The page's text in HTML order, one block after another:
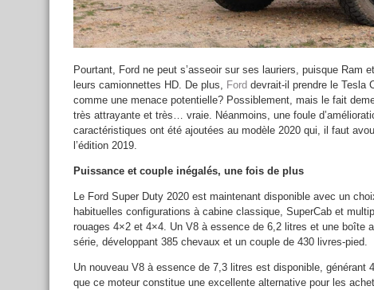
Pourtant, Ford ne peut s’asseoir sur ses lauriers, puisque Ram
leurs camionnettes HD. De plus, Ford devrait-il prendre le Tesla
comme une menace potentielle? Possiblement, mais le fait
très attrayante et très… vraie. Néanmoins, une foule
caractéristiques ont été ajoutées au modèle 2020 qui, il faut
l’édition 2019.
Puissance et couple inégalés, une fois de plus
Le Ford Super Duty 2020 est maintenant disponible avec un
habituelles configurations à cabine classique, SuperCab et
rouages 4×2 et 4×4. Un V8 à essence de 6,2 litres et une boîte
série, développant 385 chevaux et un couple de 430 livres-pied.
Un nouveau V8 à essence de 7,3 litres est disponible, générant
que ce moteur constitue une excellente alternative pour les